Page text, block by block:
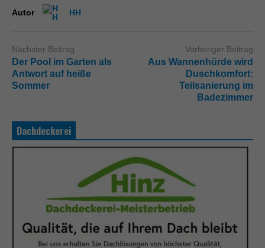
Autor HH
Nächster Beitrag
Der Pool im Garten als
Antwort auf heiße
Sommer
Vorheriger Beitrag
Aus Wannenhürde wird
Duschkomfort:
Teilsanierung im
Badezimmer
Dachdeckerei